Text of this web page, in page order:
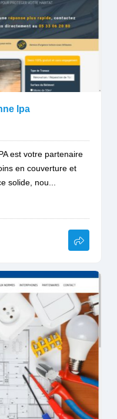
lpa
est votre partenaire
en couverture et
solide, nou...